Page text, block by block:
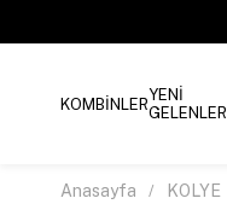
KOMBİNLERYENİ
GELENLER
Anasayfa KOLYE